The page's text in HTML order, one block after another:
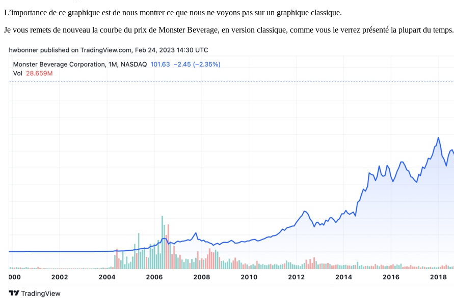
L’importance de ce graphique est de nous montrer ce que nous ne voyons pas sur un graphique classique.
Je vous remets de nouveau la courbe du prix de Monster Beverage, en version classique, comme vous le verrez présenté la plupart du temps.